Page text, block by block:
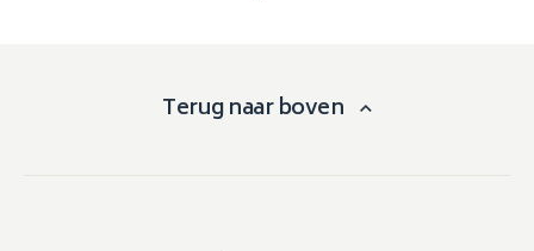
Terug naar boven